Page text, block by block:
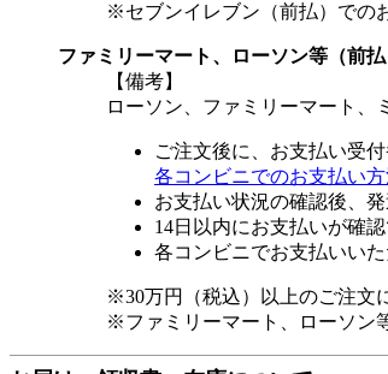
※セブンイレブン（前払）での
ファミリーマート、ローソン等（前払
【備考】
ローソン、ファミリーマート、
ご注文後に、お支払い受
各コンビニでのお支払い
お支払い状況の確認後、
14日以内にお支払いが確
各コンビニでお支払いい
※30万円（税込）以上のご注文
※ファミリーマート、ローソン